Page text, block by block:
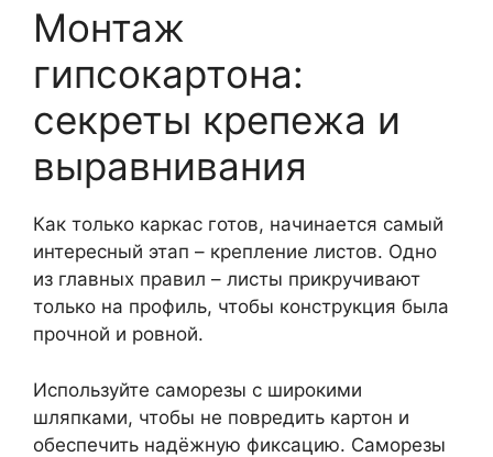
Монтаж
гипсокартона:
секреты крепежа и
выравнивания
Как только каркас готов, начинается самый
интересный этап – крепление листов. Одно
из главных правил – листы прикручивают
только на профиль, чтобы конструкция была
прочной и ровной.
Используйте саморезы с широкими
шляпками, чтобы не повредить картон и
обеспечить надёжную фиксацию. Саморезы